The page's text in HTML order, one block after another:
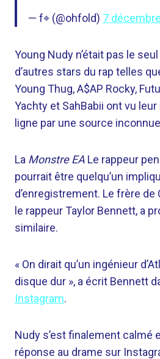
— f⌖ (@ohfold) 7
Young Nudy n’était pas le
d’autres stars du rap telles
Young Thug, A$AP Rocky,
Yachty et SahBabii ont vu
ligne par une source
La Monstre EA Le rappeur
pourrait être quelqu’un
d’enregistrement. Le frère de
le rappeur Taylor Bennett, a
similaire.
« On dirait qu’un ingénieur
disque dur », a écrit Bennett
Instagram.
Nudy s’est finalement calmé
réponse au drame sur